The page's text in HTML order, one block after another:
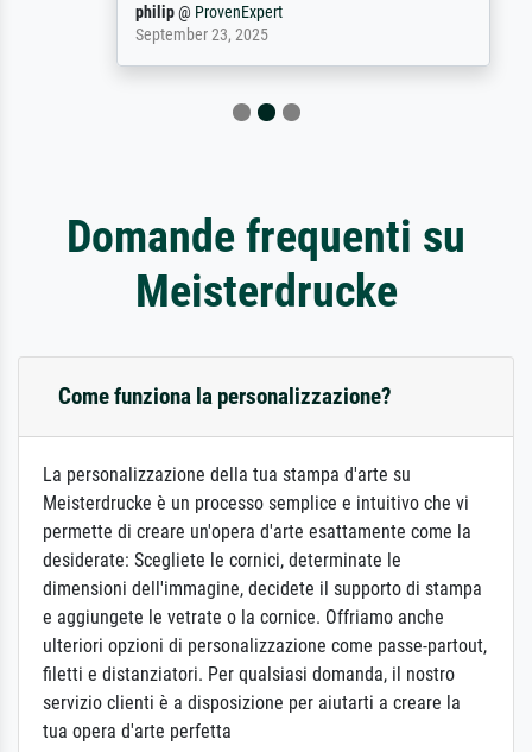
philip@ ProvenExpert
September 23, 2025
Domande frequenti su
Meisterdrucke
Come funziona la personalizzazione?
La personalizzazione della tua stampa d'arte su
Meisterdrucke è un processo semplice e intuitivo che vi
permette di creare un'opera d'arte esattamente come la
desiderate: Scegliete le cornici, determinate le
dimensioni dell'immagine, decidete il supporto di stampa
e aggiungete le vetrate o la cornice. Offriamo anche
ulteriori opzioni di personalizzazione come passe-partout,
filetti e distanziatori. Per qualsiasi domanda, il nostro
servizio clienti è a disposizione per aiutarti a creare la
tua opera d'arte perfetta